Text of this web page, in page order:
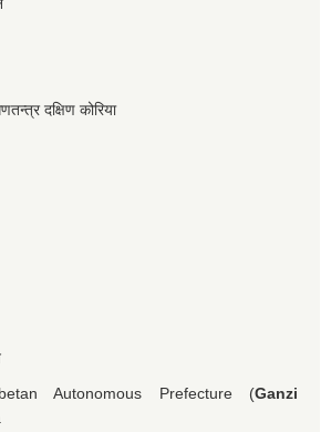
दक्षिण कोरिया
Autonomous Prefecture (Ganzi